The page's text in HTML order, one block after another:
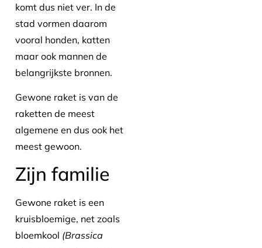
komt dus niet ver. In de
stad vormen daarom
vooral honden, katten
maar ook mannen de
belangrijkste bronnen.
Gewone raket is van de
raketten de meest
algemene en dus ook het
meest gewoon.
Zijn familie
Gewone raket is een
kruisbloemige, net zoals
bloemkool (Brassica